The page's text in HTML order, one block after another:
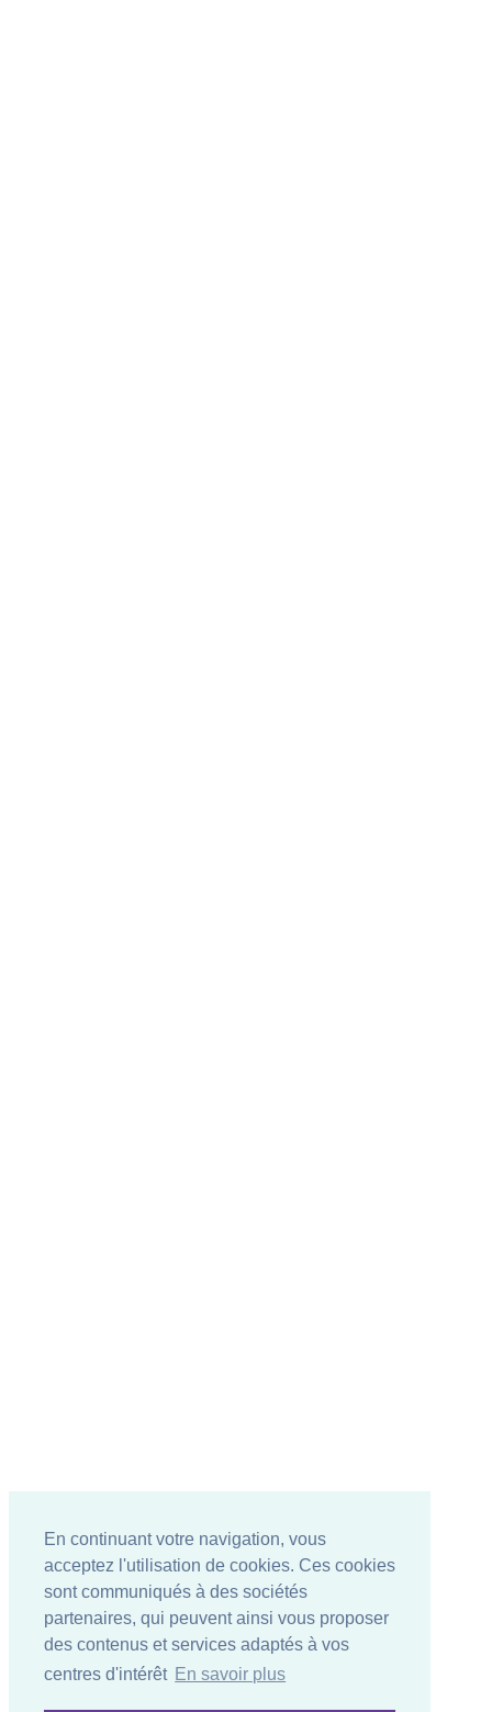
En continuant votre navigation, vous
acceptez l'utilisation de cookies. Ces cookies
sont communiqués à des sociétés
partenaires, qui peuvent ainsi vous proposer
des contenus et services adaptés à vos
centres d'intérêt En savoir plus